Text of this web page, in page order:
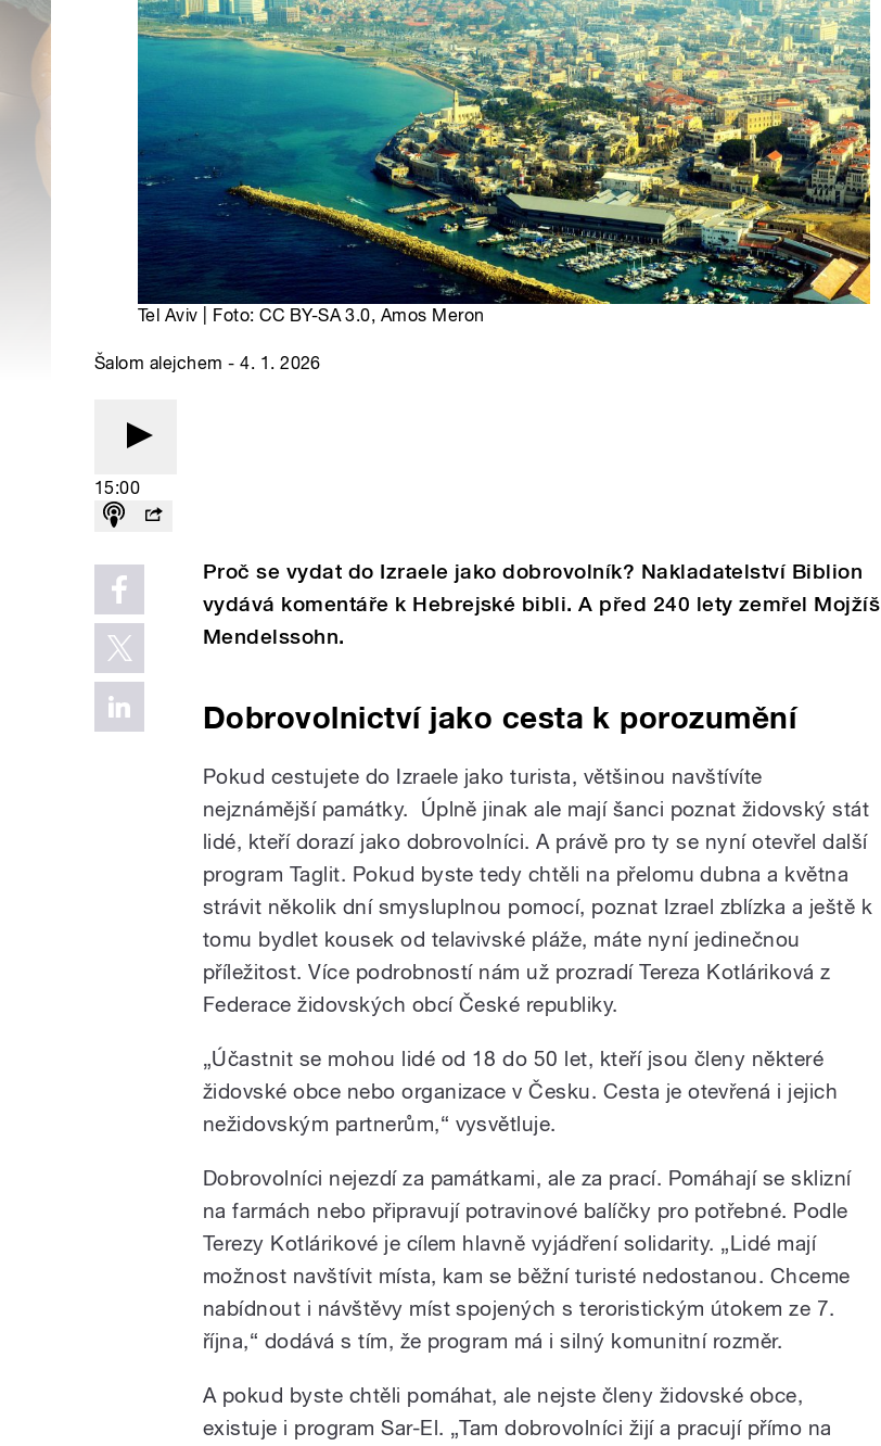
Tel Aviv | Foto: CC BY-SA 3.0, Amos Meron
Šalom alejchem - 4. 1. 2026
15:00
Proč se vydat do Izraele jako dobrovolník? Nakladatelství Biblion
vydává komentáře k Hebrejské bibli. A před 240 lety zemřel Mojžíš
Mendelssohn.
Dobrovolnictví jako cesta k porozumění
Pokud cestujete do Izraele jako turista, většinou navštívíte
nejznámější památky. Úplně jinak ale mají šanci poznat židovský stát
lidé, kteří dorazí jako dobrovolníci. A právě pro ty se nyní otevřel další
program Taglit. Pokud byste tedy chtěli na přelomu dubna a května
strávit několik dní smysluplnou pomocí, poznat Izrael zblízka a ještě k
tomu bydlet kousek od telavivské pláže, máte nyní jedinečnou
příležitost. Více podrobností nám už prozradí Tereza Kotláriková z
Federace židovských obcí České republiky.
„Účastnit se mohou lidé od 18 do 50 let, kteří jsou členy některé
židovské obce nebo organizace v Česku. Cesta je otevřená i jejich
nežidovským partnerům,“ vysvětluje.
Dobrovolníci nejezdí za památkami, ale za prací. Pomáhají se sklizní
na farmách nebo připravují potravinové balíčky pro potřebné. Podle
Terezy Kotlárikové je cílem hlavně vyjádření solidarity. „Lidé mají
možnost navštívit místa, kam se běžní turisté nedostanou. Chceme
nabídnout i návštěvy míst spojených s teroristickým útokem ze 7.
října,“ dodává s tím, že program má i silný komunitní rozměr.
A pokud byste chtěli pomáhat, ale nejste členy židovské obce,
existuje i program Sar-El. „Tam dobrovolníci žijí a pracují přímo na